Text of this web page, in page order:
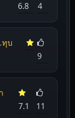
6.8 4
ทุบ
9
7.1 11